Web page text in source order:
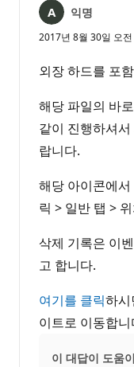
익명
2017년 8월 30일 오
외장 하드를 포
해당 파일의 바
같이 진행하셔
랍니다.
해당 아이콘에
릭 > 일반 탭 >
삭제 기록은 이
고 합니다.
여기를 클릭하시
이트로 이동합니
이 대답이 도움